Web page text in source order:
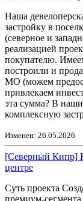
Наша
застройку в
(северное и
реализацией
покупателю.
построили и
МО (можем
привлекаем
эта сумма? В
комплексную
Изменен: 26.05.2026
[Северный Кипр]
центре
Суть проекта
премиум-